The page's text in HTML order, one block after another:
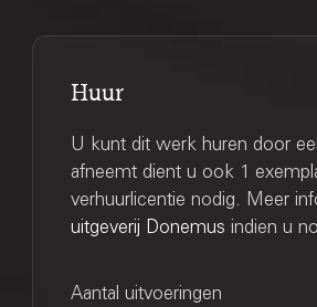
Huur
U kunt dit werk huren door
afneemt dient u ook 1
verhuurlicentie nodig. Meer
uitgeverij Donemus indien u
Aantal uitvoeringen